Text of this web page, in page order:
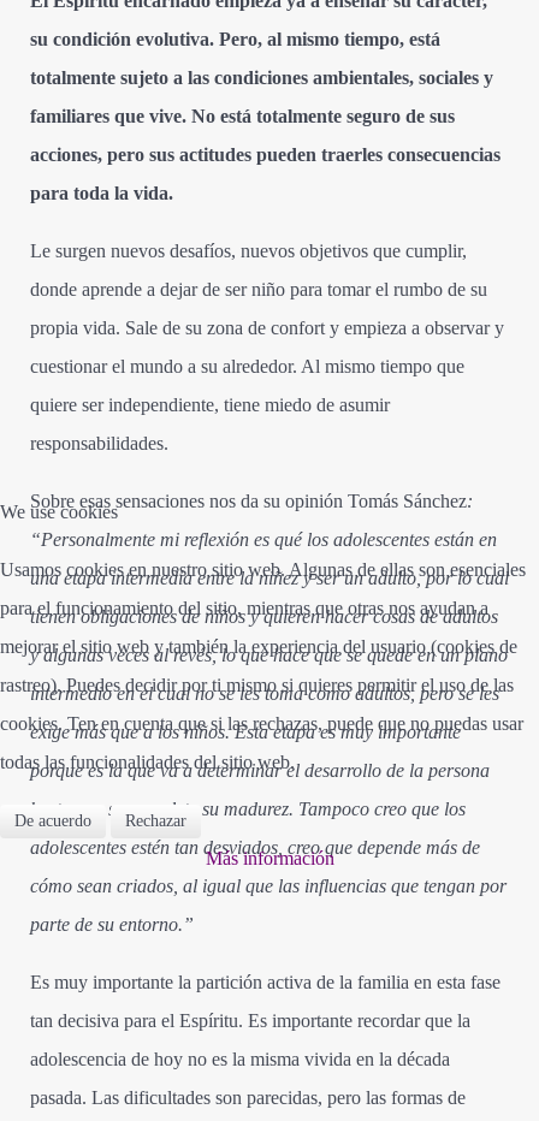
su condición evolutiva. Pero, al mismo tiempo, está
totalmente sujeto a las condiciones ambientales, sociales y
familiares que vive. No está totalmente seguro de sus
acciones, pero sus actitudes pueden traerles consecuencias
para toda la vida.
Le surgen nuevos desafíos, nuevos objetivos que cumplir,
donde aprende a dejar de ser niño para tomar el rumbo de su
propia vida. Sale de su zona de confort y empieza a observar y
cuestionar el mundo a su alrededor. Al mismo tiempo que
quiere ser independiente, tiene miedo de asumir
responsabilidades.
Sobre esas sensaciones nos da su opinión Tomás Sánchez:
“Personalmente mi reflexión es qué los adolescentes están en
una etapa intermedia entre la niñez y ser un adulto, por lo cual
tienen obligaciones de niños y quieren hacer cosas de adultos
y algunas veces al revés, lo que hace que se quede en un plano
intermedio en el cual no se les toma como adultos, pero se les
exige más que a los niños. Esta etapa es muy importante
porque es la que va a determinar el desarrollo de la persona
hasta que se complete su madurez. Tampoco creo que los
adolescentes estén tan desviados, creo que depende más de
cómo sean criados, al igual que las influencias que tengan por
parte de su entorno.”
Es muy importante la partición activa de la familia en esta fase
tan decisiva para el Espíritu. Es importante recordar que la
adolescencia de hoy no es la misma vivida en la década
pasada. Las dificultades son parecidas, pero las formas de
We use cookies
Usamos cookies en nuestro sitio web. Algunas de ellas son esenciales
para el funcionamiento del sitio, mientras que otras nos ayudan a
mejorar el sitio web y también la experiencia del usuario (cookies de
rastreo). Puedes decidir por ti mismo si quieres permitir el uso de las
cookies. Ten en cuenta que si las rechazas, puede que no puedas usar
todas las funcionalidades del sitio web.
De acuerdo Rechazar
Más información